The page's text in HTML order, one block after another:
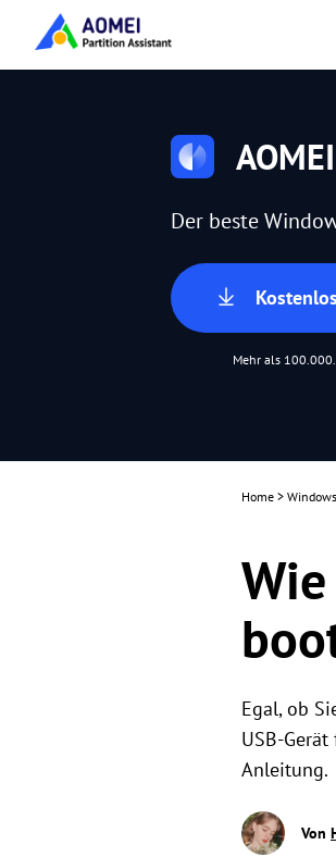
Der beste
Mehr als
Home >
Egal, ob
USB-
Anleitung.
Von